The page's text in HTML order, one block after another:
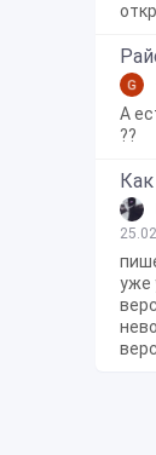
А
??
уже